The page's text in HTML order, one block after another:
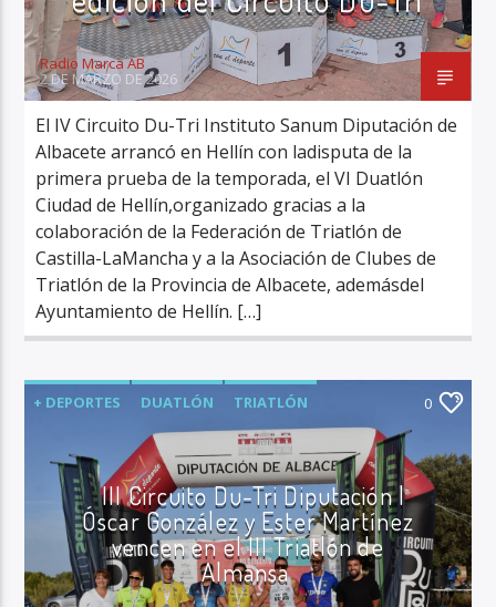
Radio Marca AB
2 DE MARZO DE 2026
El IV Circuito Du-Tri Instituto Sanum Diputación de
Albacete arrancó en Hellín con ladisputa de la
primera prueba de la temporada, el VI Duatlón
Ciudad de Hellín,organizado gracias a la
colaboración de la Federación de Triatlón de
Castilla-LaMancha y a la Asociación de Clubes de
Triatlón de la Provincia de Albacete, ademásdel
Ayuntamiento de Hellín. […]
+ DEPORTES DUATLÓN
TRIATLÓN
0
III Circuito Du-Tri Diputación |
Óscar González y Ester Martínez
vencen en el III Triatlón de
Almansa